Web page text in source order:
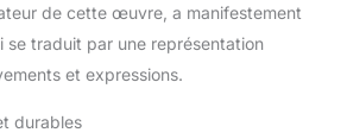
de cette œuvre, a manifestement
se traduit par une représentation
et expressions.
durables